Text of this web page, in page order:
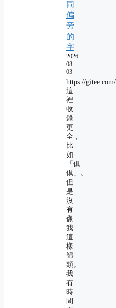
同
偏
旁
的
字
2026-
08-
03
https://
這
裡
收
錄
更
全，
比
如
「俱
倶」。
但
是
沒
有
像
我
這
樣
歸
類。
我
有
時
間